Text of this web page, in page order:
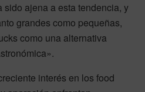
sido ajena a esta tendencia, y
grandes como pequeñas,
como una alternativa
interés en los food